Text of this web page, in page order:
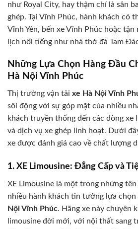
như Royal City, hay thậm chí là sân
ghép. Tại Vĩnh Phúc, hành khách có
Vĩnh Yên, bến xe Vĩnh Phúc hoặc
lịch nổi tiếng như nhà thờ đá Tam
Những Lựa Chọn Hàng Đầu
Hà Nội Vĩnh Phúc
Thị trường vận tải xe Hà Nội Vĩnh
sôi động với sự góp mặt của nhiều
khách truyền thống đến các dòng xe
và dịch vụ xe ghép linh hoạt. Dưới
xe được đánh giá cao về chất lượng
1. XE Limousine: Đẳng Cấp và
XE Limousine là một trong những
nhiều hành khách tin tưởng lựa chọn
Nội Vĩnh Phúc. Hãng xe này chuyên
limousine đời mới, với nội thất sang